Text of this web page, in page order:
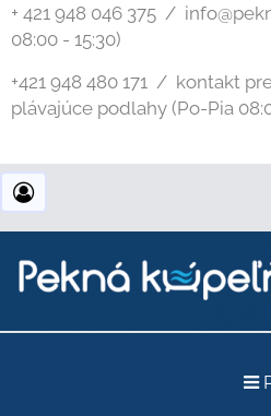
+ 421 948 046 375 /
08:00 - 15:30)
+421 948 480 171 / kontakt
plávajúce podlahy (Po-Pia